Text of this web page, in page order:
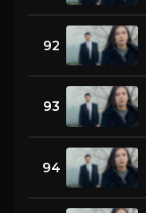
92
93
94